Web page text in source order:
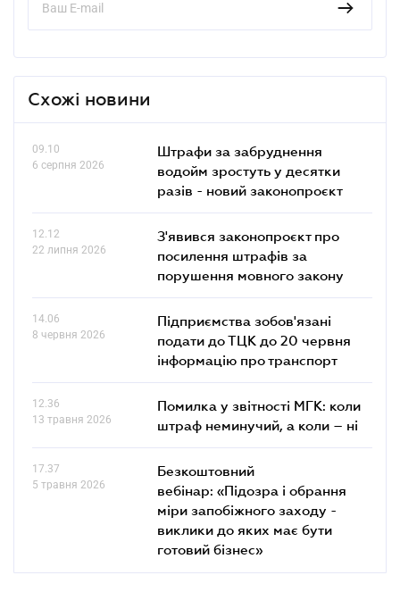
Схожі новини
09.10
6 серпня 2026
Штрафи за забруднення
водойм зростуть у десятки
разів - новий законопроєкт
12.12
22 липня 2026
З'явився законопроєкт про
посилення штрафів за
порушення мовного закону
14.06
8 червня 2026
Підприємства зобов'язані
подати до ТЦК до 20 червня
інформацію про транспорт
12.36
13 травня 2026
Помилка у звітності МГК: коли
штраф неминучий, а коли – ні
17.37
5 травня 2026
Безкоштовний
вебінар: «Підозра і обрання
міри запобіжного заходу -
виклики до яких має бути
готовий бізнес»